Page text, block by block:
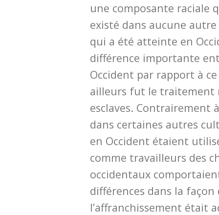
une composante raciale
existé dans aucune autre
qui a été atteinte en
différence importante
Occident par rapport à
ailleurs fut le traitement
esclaves. Contrairement
dans certaines autres
en Occident étaient
comme travailleurs des
occidentaux
différences dans la
l’affranchissement était